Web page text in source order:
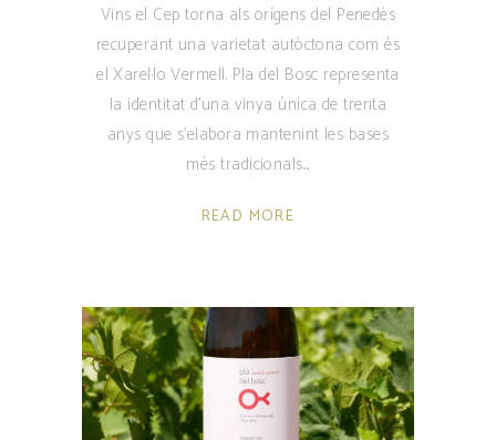
Vins el Cep torna als orígens del Penedès
recuperant una varietat autòctona com és
el Xarel·lo Vermell. Pla del Bosc representa
la identitat d'una vinya única de trenta
anys que s'elabora mantenint les bases
més tradicionals.
READ MORE